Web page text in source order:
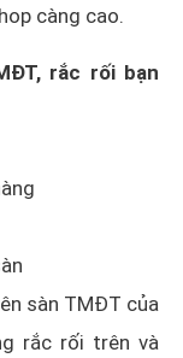
càng cao.
rắc rối bạn
sàn TMĐT của
rắc rối trên và